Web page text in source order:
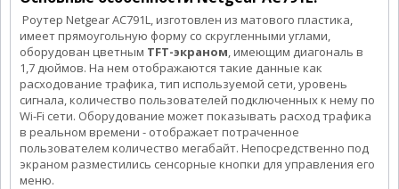
Роутер Netgear АС791L, изготовлен из матового пластика,
имеет прямоугольную форму со скругленными углами,
оборудован цветным TFT-экраном , имеющим диагональ в
1,7 дюймов. На нем отображаются такие данные как
расходование трафика, тип используемой сети, уровень
сигнала, количество пользователей подключенных к нему по
Wi-Fi сети. Оборудование может показывать расход трафика
в реальном времени - отображает потраченное
пользователем количество мегабайт. Непосредственно под
экраном разместились сенсорные кнопки для управления его
меню.